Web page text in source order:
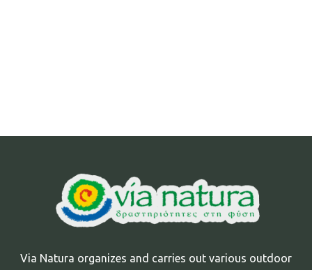
Via Natura organizes and carries out various outdoor